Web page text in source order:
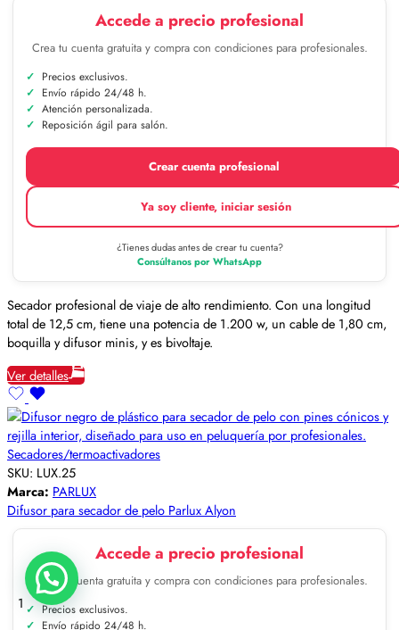
Accede a precio profesional
Crea tu cuenta gratuita y compra con condiciones para profesionales.
Precios exclusivos.
Envío rápido 24/48 h.
Atención personalizada.
Reposición ágil para salón.
Crear cuenta profesional
Ya soy cliente, iniciar sesión
¿Tienes dudas antes de crear tu cuenta?
Consúltanos por WhatsApp
Secador profesional de viaje de alto rendimiento. Con una longitud
total de 12,5 cm, tiene una potencia de 1.200 w, un cable de 1,80 cm,
boquilla y difusor minis, y es bivoltaje.
Ver detalles
Secadores/termoactivadores
SKU: LUX.25
Marca: PARLUX
Difusor para secador de pelo Parlux Alyon
Accede a precio profesional
Crea tu cuenta gratuita y compra con condiciones para profesionales.
Precios exclusivos.
Envío rápido 24/48 h.
1